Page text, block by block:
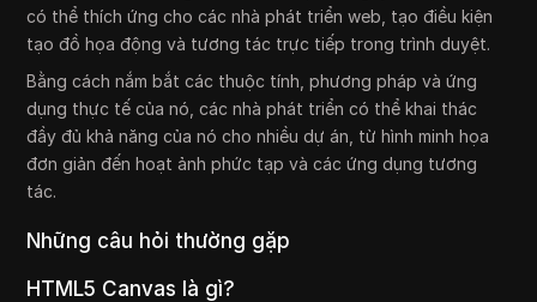
có thể thích ứng cho các nhà phát triển web, tạo điều kiện
tạo đồ họa động và tương tác trực tiếp trong trình duyệt.
Bằng cách nắm bắt các thuộc tính, phương pháp và ứng
dụng thực tế của nó, các nhà phát triển có thể khai thác
đầy đủ khả năng của nó cho nhiều dự án, từ hình minh họa
đơn giản đến hoạt ảnh phức tạp và các ứng dụng tương
tác.
Những câu hỏi thường gặp
HTML5 Canvas là gì?